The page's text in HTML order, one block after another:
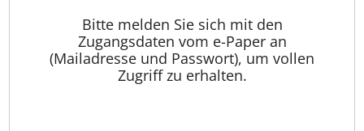
Bitte melden Sie sich mit den
Zugangsdaten vom e-Paper an
(Mailadresse und Passwort), um vollen
Zugriff zu erhalten.